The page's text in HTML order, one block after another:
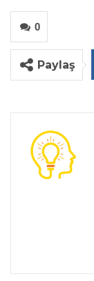
0
Paylaş